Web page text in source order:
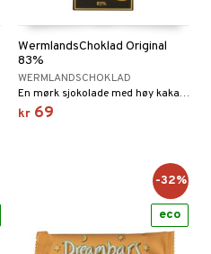
WermlandsChoklad Original
83%
WERMLANDSCHOKLAD
En mørk sjokolade med høy kakaoinnhold for en tydelig og karakterfull smaksopplevelse.
kr 69
-32%
eco